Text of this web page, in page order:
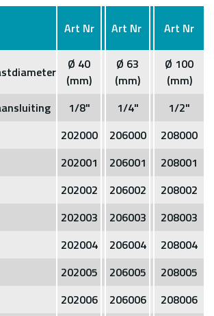
Art Nr Art Nr Art Nr
Ø 40
(mm)
Ø 63
(mm)
Ø 100
(mm)
1/8" 1/4"
1/2"
202000 206000
208000
202001 206001
208001
202002 206002
208002
202003 206003
208003
202004 206004
208004
202005 206005
208005
202006 206006
208006